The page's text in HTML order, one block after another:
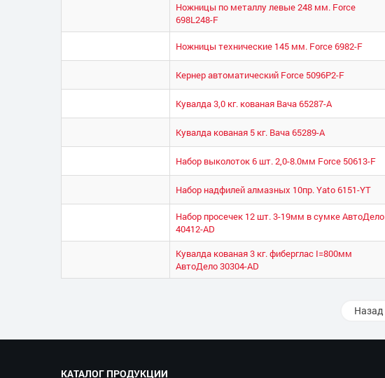
Ножницы по металлу левые 248 мм. Force
698L248-F
Ножницы технические 145 мм. Force 6982-F
Кернер автоматический Force 5096P2-F
Кувалда 3,0 кг. кованая Вача 65287-А
Кувалда кованая 5 кг. Вача 65289-А
Набор выколоток 6 шт. 2,0-8.0мм Force 50613-F
Набор надфилей алмазных 10пр. Yato 6151-YT
Набор просечек 12 шт. 3-19мм в сумке АвтоДело
40412-AD
Кувалда кованая 3 кг. фиберглас I=800мм
АвтоДело 30304-AD
Назад
КАТАЛОГ ПРОДУКЦИИ